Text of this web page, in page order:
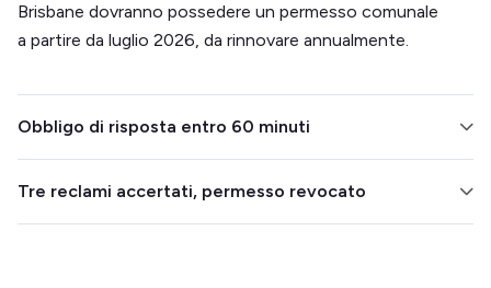
Brisbane dovranno possedere un permesso comunale
a partire da luglio 2026, da rinnovare annualmente.
Obbligo di risposta entro 60 minuti
minuti e presentare una relazione al Consiglio entro 24
ore.
Tre reclami accertati, permesso revocato